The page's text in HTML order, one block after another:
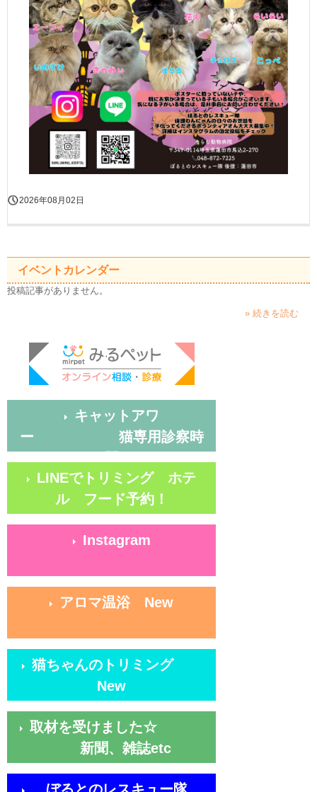
2026年08月02日
イベントカレンダー
投稿記事がありません。
» 続きを読む
キャットアワ
ー 猫専用診察時
間
LINEでトリミング ホテ
ル フード予約！
Instagram
アロマ温浴 New
猫ちゃんのトリミング
New
取材を受けました☆
新聞、雑誌etc